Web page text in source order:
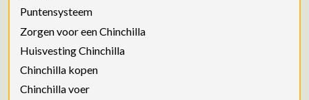
Puntensysteem
Zorgen voor een Chinchilla
Huisvesting Chinchilla
Chinchilla kopen
Chinchilla voer